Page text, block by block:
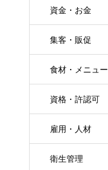
資金・お金
集客・販促
食材・メニュー
資格・許認可
雇用・人材
衛生管理